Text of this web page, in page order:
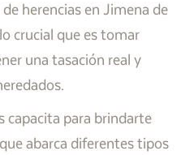
herencias en Jimena de
crucial que es tomar
una tasación real y
capacita para brindarte
abarca diferentes tipos